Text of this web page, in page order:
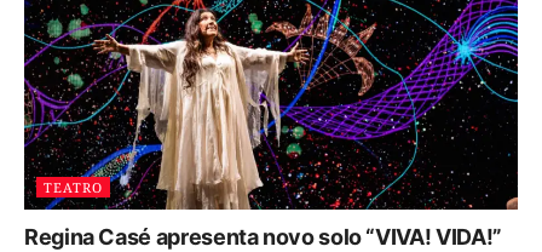
TEATRO
Regina Casé apresenta novo solo “VIVA! VIDA!”